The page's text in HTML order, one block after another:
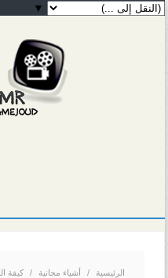
▼
الرئيسية / أشياء مجانية /